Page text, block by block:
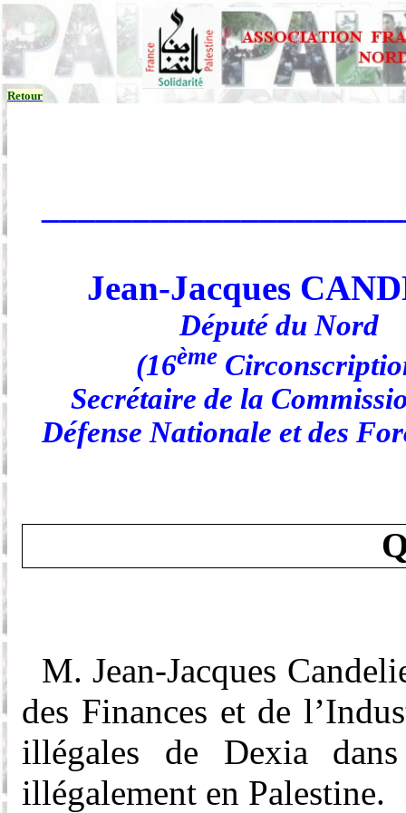
Retour
Jean-Jacques
Député du Nord
(16ème
Secrétaire de la
Défense Nationale et des
M. Jean-Jacques
des Finances et de
illégales de Dexia
illégalement en Palestine.